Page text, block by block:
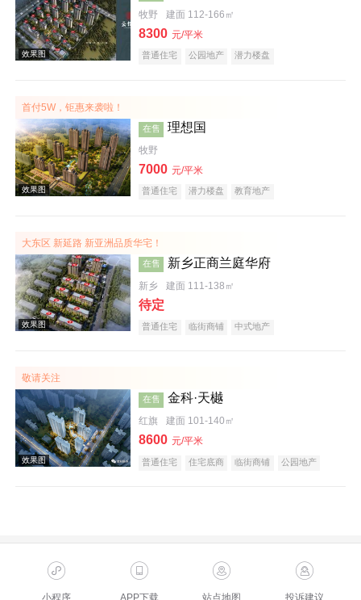
效果图
效果图
牧野 建面 112-166㎡
8300 元/平米
普通住宅 公园地产 潜力楼盘
首付5W，钜惠来袭啦！
在售 理想国
牧野
7000 元/平米
普通住宅 潜力楼盘 教育地产
大东区 新延路 新亚洲品质华宅！
在售 新乡正商兰庭华府
新乡 建面 111-138㎡
待定
普通住宅 临街商铺 中式地产
敬请关注
在售 金科·天樾
红旗 建面 101-140㎡
8600 元/平米
普通住宅 住宅底商 临街商铺
公园地产